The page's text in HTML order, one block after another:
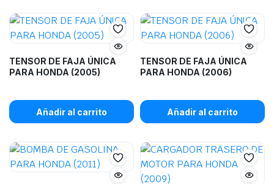
TENSOR DE FAJA ÚNICA
PARA HONDA (2005)
Añadir al carrito
TENSOR DE FAJA ÚNICA
PARA HONDA (2006)
Añadir al carrito